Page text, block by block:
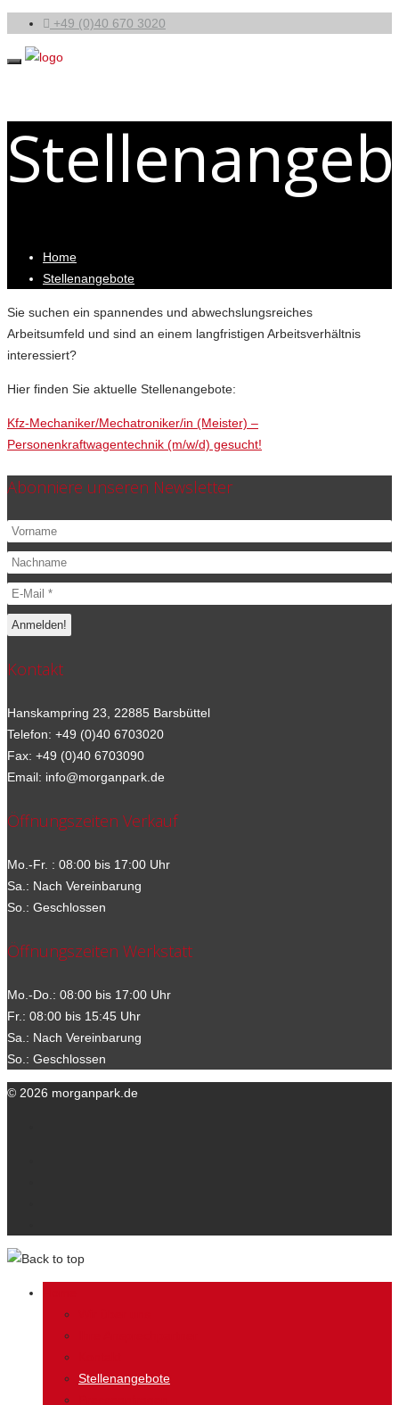
+49 (0)40 670 3020
Home
Stellenangebote
Sie suchen ein spannendes und abwechslungsreiches
Arbeitsumfeld und sind an einem langfristigen Arbeitsverhältnis
interessiert?
Hier finden Sie aktuelle Stellenangebote:
Kfz-Mechaniker/Mechatroniker/in (Meister) –
Personenkraftwagentechnik (m/w/d) gesucht!
Abonniere unseren Newsletter
Kontakt
Hanskampring 23, 22885 Barsbüttel
Telefon: +49 (0)40 6703020
Fax: +49 (0)40 6703090
Email: info@morganpark.de
Öffnungszeiten Verkauf
Mo.-Fr. : 08:00 bis 17:00 Uhr
Sa.: Nach Vereinbarung
So.: Geschlossen
Öffnungszeiten Werkstatt
Mo.-Do.: 08:00 bis 17:00 Uhr
Fr.: 08:00 bis 15:45 Uhr
Sa.: Nach Vereinbarung
So.: Geschlossen
© 2026 morganpark.de
Stellenangebote